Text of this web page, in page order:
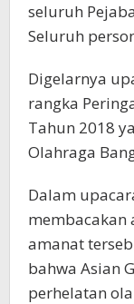
seluruh
Seluruh
Digelarnya
rangka
Tahun 2018
Olahraga
Dalam
membacakan
amanat
bahwa Asian
perhelatan